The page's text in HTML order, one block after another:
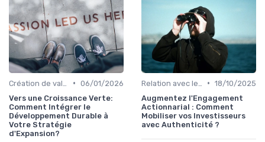
• 06/01/2026
Vers une Croissance Verte:
Comment Intégrer le
Développement Durable à
Votre Stratégie
d'Expansion?
• 18/10/2025
Augmentez l'Engagement
Actionnarial : Comment
Mobiliser vos Investisseurs
avec Authenticité ?